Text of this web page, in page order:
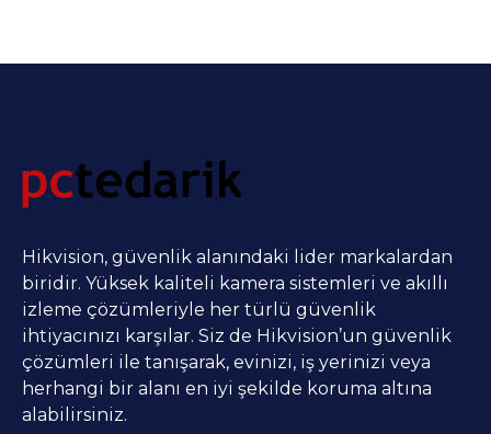
Hikvision, güvenlik alanındaki lider markalardan
biridir. Yüksek kaliteli kamera sistemleri ve akıllı
izleme çözümleriyle her türlü güvenlik
ihtiyacınızı karşılar. Siz de Hikvision’un güvenlik
çözümleri ile tanışarak, evinizi, iş yerinizi veya
herhangi bir alanı en iyi şekilde koruma altına
alabilirsiniz.